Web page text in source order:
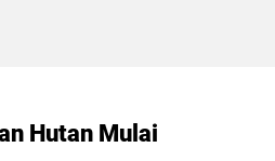
Hutan Mulai